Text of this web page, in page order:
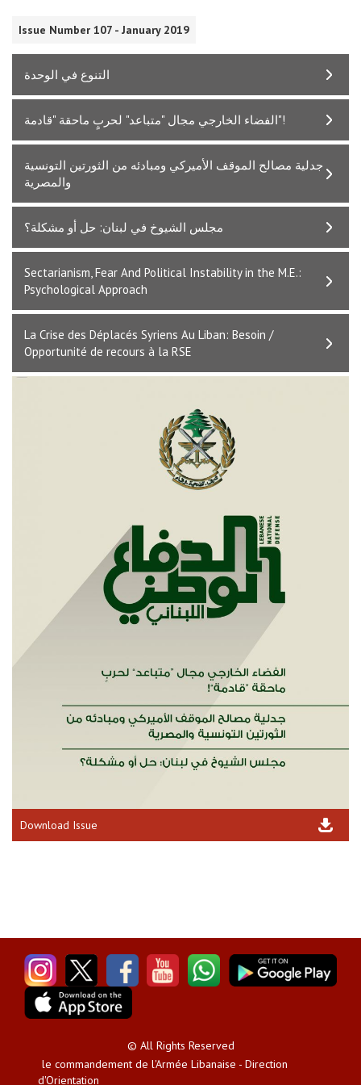
Issue Number 107 - January 2019
التنوع في الوحدة
الفضاء الخارجي مجال "متباعد" لحربٍ ماحقة "قادمة"!
جدلية مصالح الموقف الأميركي ومبادئه من الثورتين التونسية
والمصرية
مجلس الشيوخ في لبنان: حل أو مشكلة؟
Sectarianism, Fear And Political Instability in the M.E.:
Psychological Approach
La Crise des Déplacés Syriens Au Liban: Besoin /
Opportunité de recours à la RSE
Download Issue
© All Rights Reserved
le commandement de l'Armée Libanaise - Direction
d'Orientation